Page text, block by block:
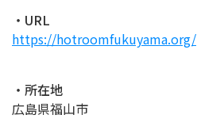
・URL
https://hotroomfukuyama.org/
・所在地
広島県福山市